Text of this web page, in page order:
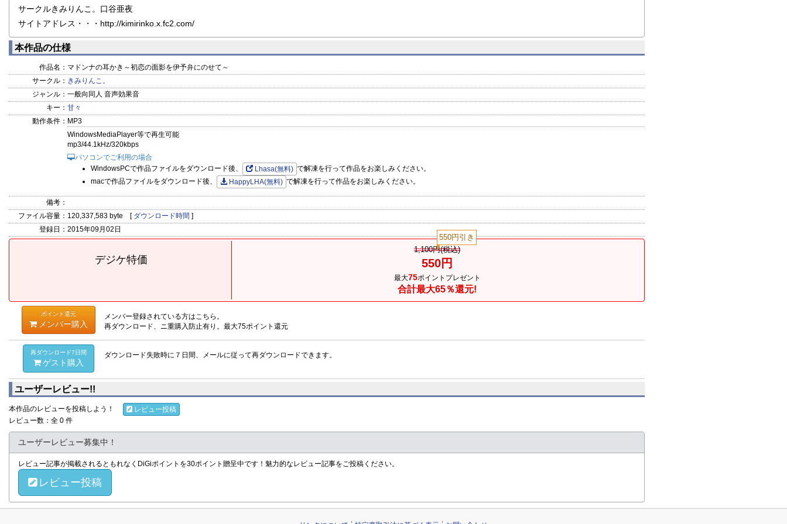
サークルきみりんこ。口谷亜夜
サイトアドレス・・・http://kimirinko.x.fc2.com/
本作品の仕様
作品名： マドンナの耳かき～初恋の面影を伊予弁にのせて～
サークル： きみりんこ。
ジャンル： 一般向同人 音声効果音
キー： 甘々
動作条件： MP3
WindowsMediaPlayer等で再生可能
mp3/44.1kHz/320kbps
パソコンでご利用の場合
WindowsPCで作品ファイルをダウンロード後、
Lhasa(無料) で解凍を行って作品をお楽しみください。
macで作品ファイルをダウンロード後、
HappyLHA(無料) で解凍を行って作品をお楽しみください。
備考：
ファイル容量： 120,337,583 byte [ ダウンロード時間 ]
登録日： 2015年09月02日
デジケ特価
1,100円(税込)
550円引き
550円
最大75ポイントプレゼント
合計最大65％還元!
ポイント還元
メンバー購入
メンバー登録されている方はこちら。
再ダウンロード、ニ重購入防止有り。最大75ポイント還元
再ダウンロード7日間
ゲスト購入
ダウンロード失敗時に７日間、メールに従って再ダウンロードできます。
ユーザーレビュー!!
本作品のレビューを投稿しよう！
レビュー投稿
レビュー数：全 0 件
ユーザーレビュー募集中！
レビュー記事が掲載されるともれなくDiGiポイントを30ポイント贈呈中です！魅力的なレビュー記事をご投稿ください。
レビュー投稿